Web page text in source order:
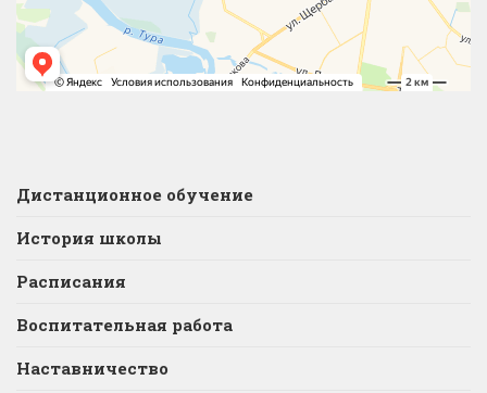
Дистанционное обучение
История школы
Расписания
Воспитательная работа
Наставничество